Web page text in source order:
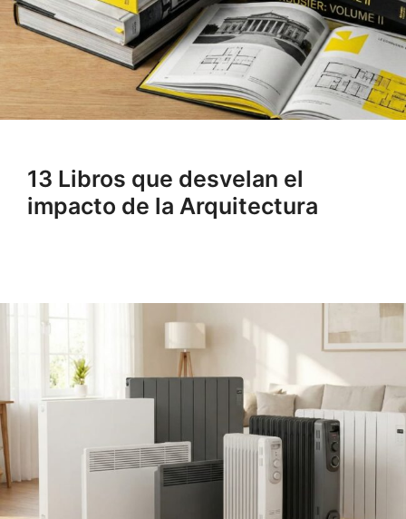
13 Libros que desvelan el
impacto de la Arquitectura